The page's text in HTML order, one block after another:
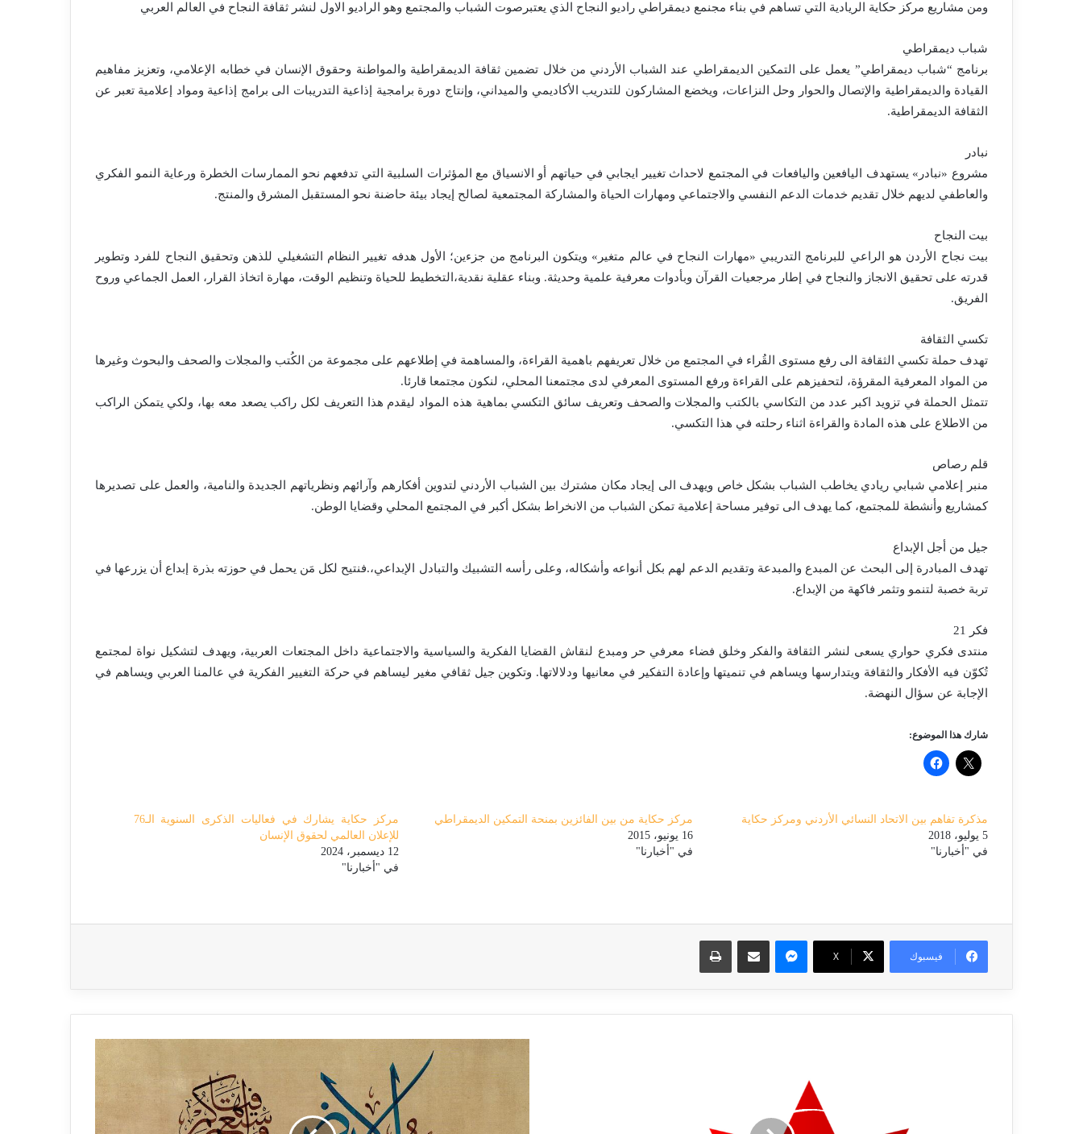
ومن مشاريع مركز حكاية الريادية التي تساهم في بناء مجنمع ديمقراطي راديو النجاح الذي يعتبرصوت الشباب والمجتمع وهو الراديو الاول لنشر ثقافة النجاح في العالم العربي
شباب ديمقراطي
برنامج “شباب ديمقراطي” يعمل على التمكين الديمقراطي عند الشباب الأردني من خلال تضمين ثقافة الديمقراطية والمواطنة وحقوق الإنسان في خطابه الإعلامي، وتعزيز مفاهيم
القيادة والديمقراطية والإتصال والحوار وحل النزاعات، ويخضع المشاركون للتدريب الأكاديمي والميداني، وإنتاج دورة برامجية إذاعية التدريبات الى برامج إذاعية ومواد إعلامية تعبر عن
الثقافة الديمقراطية.
نبادر
مشروع «نبادر» يستهدف اليافعين واليافعات في المجتمع لاحداث تغيير ايجابي في حياتهم أو الانسياق مع المؤثرات السلبية التي تدفعهم نحو الممارسات الخطرة ورعاية النمو الفكري
والعاطفي لديهم خلال تقديم خدمات الدعم النفسي والاجتماعي ومهارات الحياة والمشاركة المجتمعية لصالح إيجاد بيئة حاضنة نحو المستقبل المشرق والمنتج.
بيت النجاح
بيت نجاح الأردن هو الراعي للبرنامج التدريبي «مهارات النجاح في عالم متغير» ويتكون البرنامج من جزءين؛ الأول هدفه تغيير النظام التشغيلي للذهن وتحقيق النجاح للفرد وتطوير
قدرته على تحقيق الانجاز والنجاح في إطار مرجعيات القرآن وبأدوات معرفية علمية وحديثة. وبناء عقلية نقدية،التخطيط للحياة وتنظيم الوقت، مهارة اتخاذ القرار، العمل الجماعي وروح
الفريق.
تكسي الثقافة
تهدف حملة تكسي الثقافة الى رفع مستوى القُراء في المجتمع من خلال تعريفهم باهمية القراءة، والمساهمة في إطلاعهم على مجموعة من الكُتب والمجلات والصحف والبحوث وغيرها
من المواد المعرفية المقرؤة، لتحفيزهم على القراءة ورفع المستوى المعرفي لدى مجتمعنا المحلي، لنكون مجتمعا قارئا.
تتمثل الحملة في تزويد اكبر عدد من التكاسي بالكتب والمجلات والصحف وتعريف سائق التكسي بماهية هذه المواد ليقدم هذا التعريف لكل راكب يصعد معه بها، ولكي يتمكن الراكب
من الاطلاع على هذه المادة والقراءة اثناء رحلته في هذا التكسي.
قلم رصاص
منبر إعلامي شبابي ريادي يخاطب الشباب بشكل خاص ويهدف الى إيجاد مكان مشترك بين الشباب الأردني لتدوين أفكارهم وآرائهم ونظرياتهم الجديدة والنامية، والعمل على تصديرها
كمشاريع وأنشطة للمجتمع، كما يهدف الى توفير مساحة إعلامية تمكن الشباب من الانخراط بشكل أكبر في المجتمع المحلي وقضايا الوطن.
جيل من أجل الإبداع
تهدف المبادرة إلى البحث عن المبدع والمبدعة وتقديم الدعم لهم بكل أنواعه وأشكاله، وعلى رأسه التشبيك والتبادل الإبداعي،.فنتيح لكل مَن يحمل في حوزته بذرة إبداع أن يزرعها في
تربة خصبة لتنمو وتثمر فاكهة من الإبداع.
فكر 21
منتدى فكري حواري يسعى لنشر الثقافة والفكر وخلق فضاء معرفي حر ومبدع لنقاش القضايا الفكرية والسياسية والاجتماعية داخل المجتعات العربية، ويهدف لتشكيل نواة لمجتمع
تُكوّن فيه الأفكار والثقافة ويتدارسها ويساهم في تنميتها وإعادة التفكير في معانيها ودلالاتها. وتكوين جيل ثقافي مغير ليساهم في حركة التغيير الفكرية في عالمنا العربي ويساهم في
الإجابة عن سؤال النهضة.
شارك هذا الموضوع:
مذكرة تفاهم بين الاتحاد النسائي الأردني ومركز حكاية
5 يوليو، 2018
في "أخبارنا"
مركز حكاية من بين الفائزين بمنحة التمكين الديمقراطي
16 يونيو، 2015
في "أخبارنا"
مركز حكاية يشارك في فعاليات الذكرى السنوية الـ76
للإعلان العالمي لحقوق الإنسان
12 ديسمبر، 2024
في "أخبارنا"
فيسبوك X
ماسنجر مشاركة عبر البريد طباعة